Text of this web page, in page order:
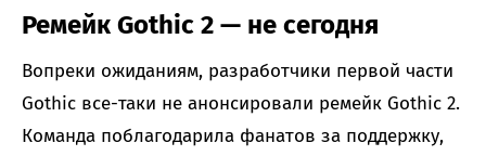
Ремейк Gothic 2 — не сегодня
Вопреки ожиданиям, разработчики первой части
Gothic все-таки не анонсировали ремейк Gothic 2.
Команда поблагодарила фанатов за поддержку,